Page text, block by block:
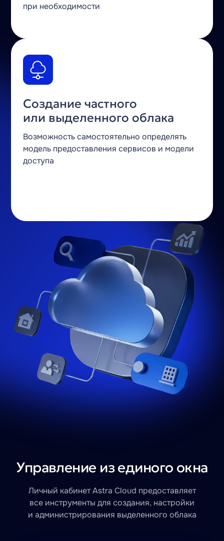
при необходимости
Создание частного
или выделенного облака
Возможность самостоятельно определять
модель предоставления сервисов и модели
доступа
Управление из единого окна
Личный кабинет Astra Cloud предоставляет
все инструменты для создания, настройки
и администрирования выделенного облака